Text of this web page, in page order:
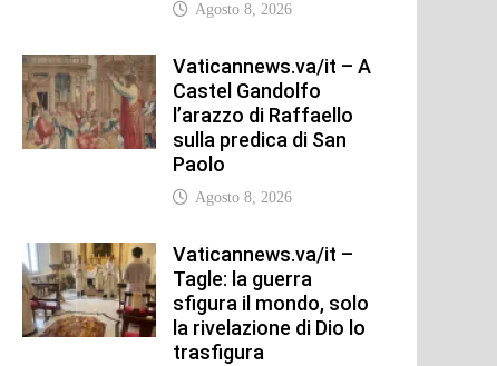
Agosto 8, 2026
Vaticannews.va/it – A
Castel Gandolfo
l’arazzo di Raffaello
sulla predica di San
Paolo
Agosto 8, 2026
Vaticannews.va/it –
Tagle: la guerra
sfigura il mondo, solo
la rivelazione di Dio lo
trasfigura